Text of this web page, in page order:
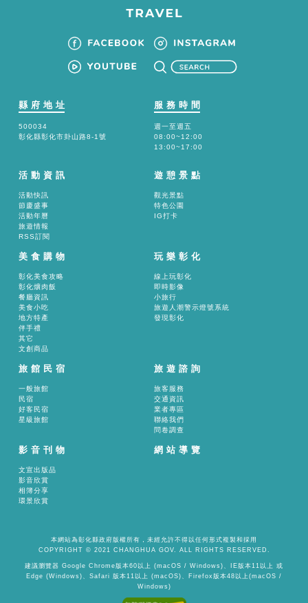
縣府地址
500034
彰化縣彰化市卦山路8-1號
服務時間
週一至週五
08:00~12:00
13:00~17:00
活動資訊
活動快訊
節慶盛事
活動年曆
旅遊情報
RSS訂閱
遊憩景點
觀光景點
特色公園
IG打卡
美食購物
彰化美食攻略
彰化爌肉飯
餐廳資訊
美食小吃
地方特產
伴手禮
其它
文創商品
玩樂彰化
線上玩彰化
即時影像
小旅行
旅遊人潮警示燈號系統
發現彰化
旅館民宿
一般旅館
民宿
好客民宿
星級旅館
旅遊諮詢
旅客服務
交通資訊
業者專區
聯絡我們
問卷調查
影音刊物
文宣出版品
影音欣賞
相簿分享
環景欣賞
網站導覽
本網站為彰化縣政府版權所有，未經允許不得以任何形式複製和採用
COPYRIGHT © 2021 CHANGHUA GOV. ALL RIGHTS RESERVED.
建議瀏覽器 Google Chrome版本60以上 (macOS / Windows)、IE版本11以上 或
Edge (Windows)、Safari 版本11以上 (macOS)、Firefox版本48以上(macOS /
Windows)